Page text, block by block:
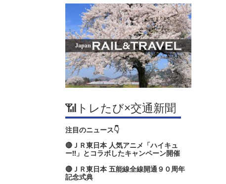
📶トレたび×交通新聞
注目のニュース👇
🔴ＪＲ東日本 人気アニメ「ハイキュ
ー‼」とコラボしたキャンペーン開催
🔴ＪＲ東日本 五能線全線開通９０周年
記念式典